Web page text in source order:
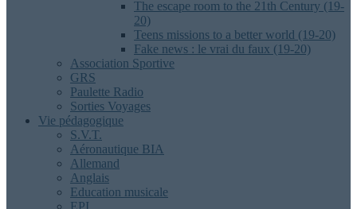
The escape room to the 21th Century (19-
20)
Teens missions to a better world (19-20)
Fake news : le vrai du faux (19-20)
Association Sportive
GRS
Paulette Radio
Sorties Voyages
Vie pédagogique
S.V.T.
Aéronautique BIA
Allemand
Anglais
Education musicale
EPI